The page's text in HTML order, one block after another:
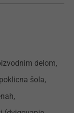
delom,
šola,